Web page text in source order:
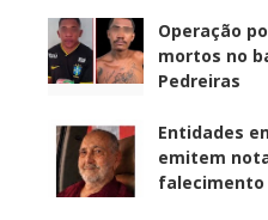
Operação
mortos no
Pedreiras
Entidades
emitem
falecimento